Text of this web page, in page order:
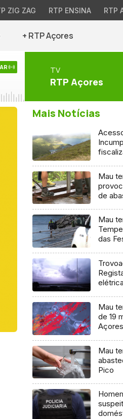
ZIG ZAG RTP ENSINA RTP
+ RTP Açores
TV
RTP Açores
Mais Notícias
Mau
de
Mau
das
Mau
de 19
Açores
Mau
Pico